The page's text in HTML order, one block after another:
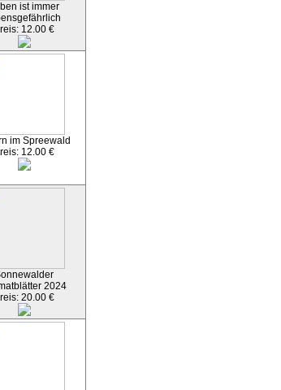
ist immer
12.00 €
im Spreewald
12.00 €
2024
20.00 €